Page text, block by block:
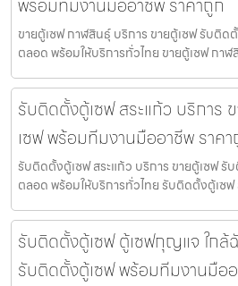
พร้อมทีมงานมืออาชีพ ราคาถูก
ขายตู้เซฟ กาฬสินธุ์ บริการ ขายตู้เซฟ รับติ
ตลอด พร้อมให้บริการทั่วไทย ขายตู้เซฟ กาฬ
รับติดตั้งตู้เซฟ สระแก้ว บริการ
เซฟ พร้อมทีมงานมืออาชีพ ราค
รับติดตั้งตู้เซฟ สระแก้ว บริการ ขายตู้เซฟ
ตลอด พร้อมให้บริการทั่วไทย รับติดตั้งตู้เซฟ
รับติดตั้งตู้เซฟ ตู้เซฟกุญแจ ใกล้
รับติดตั้งตู้เซฟ พร้อมทีมงานมือ